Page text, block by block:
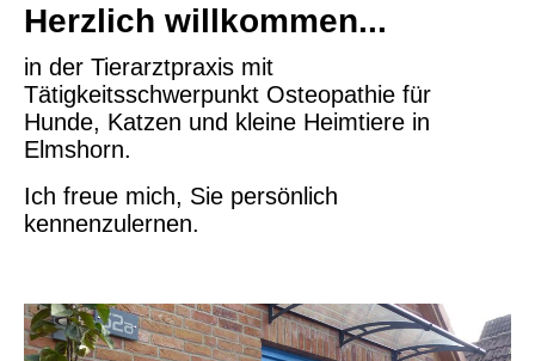
Herzlich willkommen...
in der Tierarztpraxis mit
Tätigkeitsschwerpunkt Osteopathie für
Hunde, Katzen und kleine Heimtiere in
Elmshorn.
Ich freue mich, Sie persönlich
kennenzulernen.